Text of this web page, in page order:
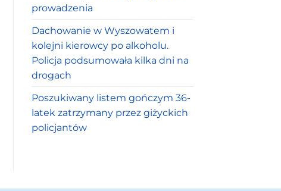
prowadzenia
Dachowanie w Wyszowatem i
kolejni kierowcy po alkoholu.
Policja podsumowała kilka dni na
drogach
Poszukiwany listem gończym 36-
latek zatrzymany przez giżyckich
policjantów